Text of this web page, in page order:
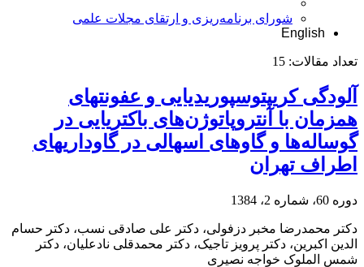
شورای برنامه‌ریزی و ارتقای مجلات علمی
English
تعداد مقالات: 15
آلودگی کریپتوسپوریدیایی و عفونتهای
همزمان با آنتروپاتوژن‌های باکتریایی در
گوساله‌ها و گاوهای اسهالی در گاوداریهای
اطراف تهران
دوره 60، شماره 2، 1384
دکتر محمدرضا مخبر دزفولی، دکتر علی صادقی نسب، دکتر حسام
الدین اکبرین، دکتر پرویز تاجیک، دکتر محمدقلی نادعلیان، دکتر
شمس الملوک خواجه نصیری